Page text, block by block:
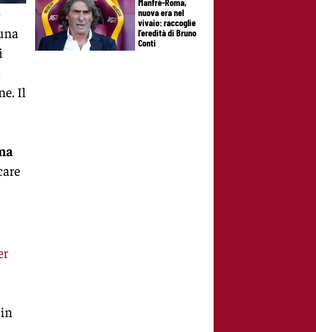
Il
nuova era nel
vivaio: raccoglie
l’eredità di Bruno
Conti